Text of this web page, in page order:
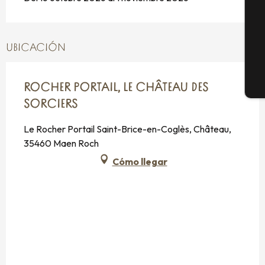
UBICACIÓN
ROCHER PORTAIL, LE CHÂTEAU DES
SORCIERS
Le Rocher Portail Saint-Brice-en-Coglès, Château,
35460 Maen Roch
Cómo llegar